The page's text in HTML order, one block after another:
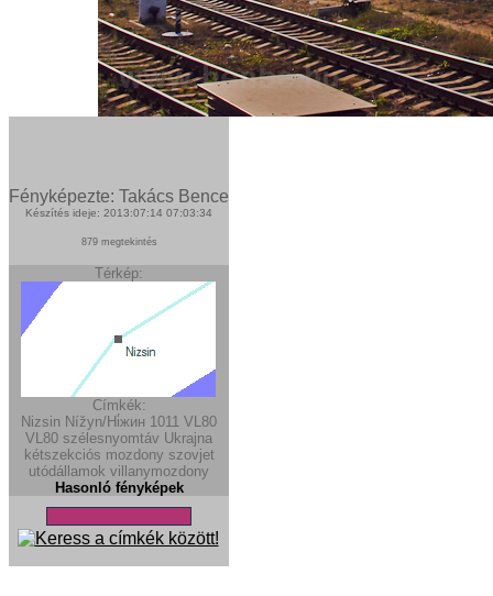
Fényképezte: Takács Bence
Készítés ideje: 2013:07:14 07:03:34
879 megtekintés
Térkép:
Címkék:
Nizsin Nížyn/Ні́жин 1011 VL80
VL80 szélesnyomtáv Ukrajna
kétszekciós mozdony szovjet
utódállamok villanymozdony
Hasonló fényképek